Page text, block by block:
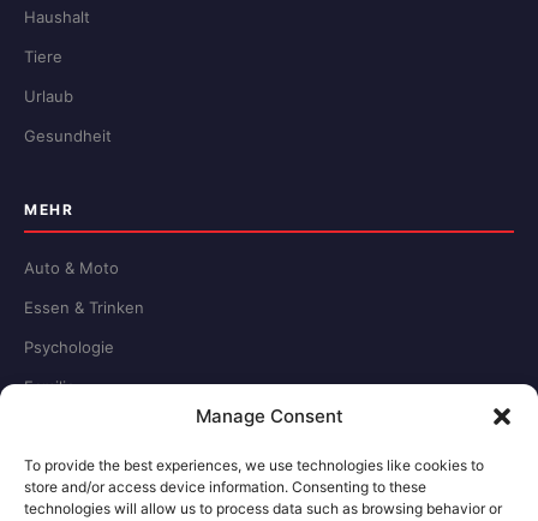
Manage Consent
To provide the best experiences, we use technologies like cookies to
store and/or access device information. Consenting to these
technologies will allow us to process data such as browsing behavior or
Haushalt
Tiere
Urlaub
Gesundheit
MEHR
Auto & Moto
Essen & Trinken
Psychologie
Familie
RECHTLICHES